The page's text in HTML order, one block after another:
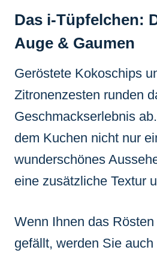
Das i-Tüpfelchen:
Auge & Gaumen
Geröstete Kokoschips
Zitronenzesten runden
Geschmackserlebnis
dem Kuchen nicht nur
wunderschönes
eine zusätzliche Textur
Wenn Ihnen das
gefällt, werden Sie